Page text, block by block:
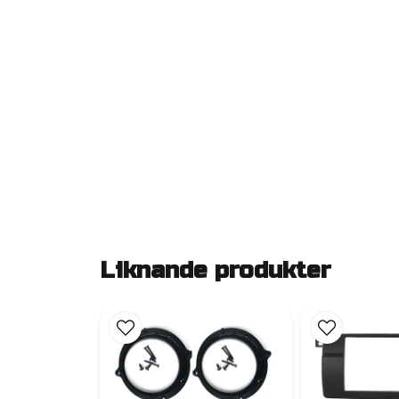
Liknande produkter